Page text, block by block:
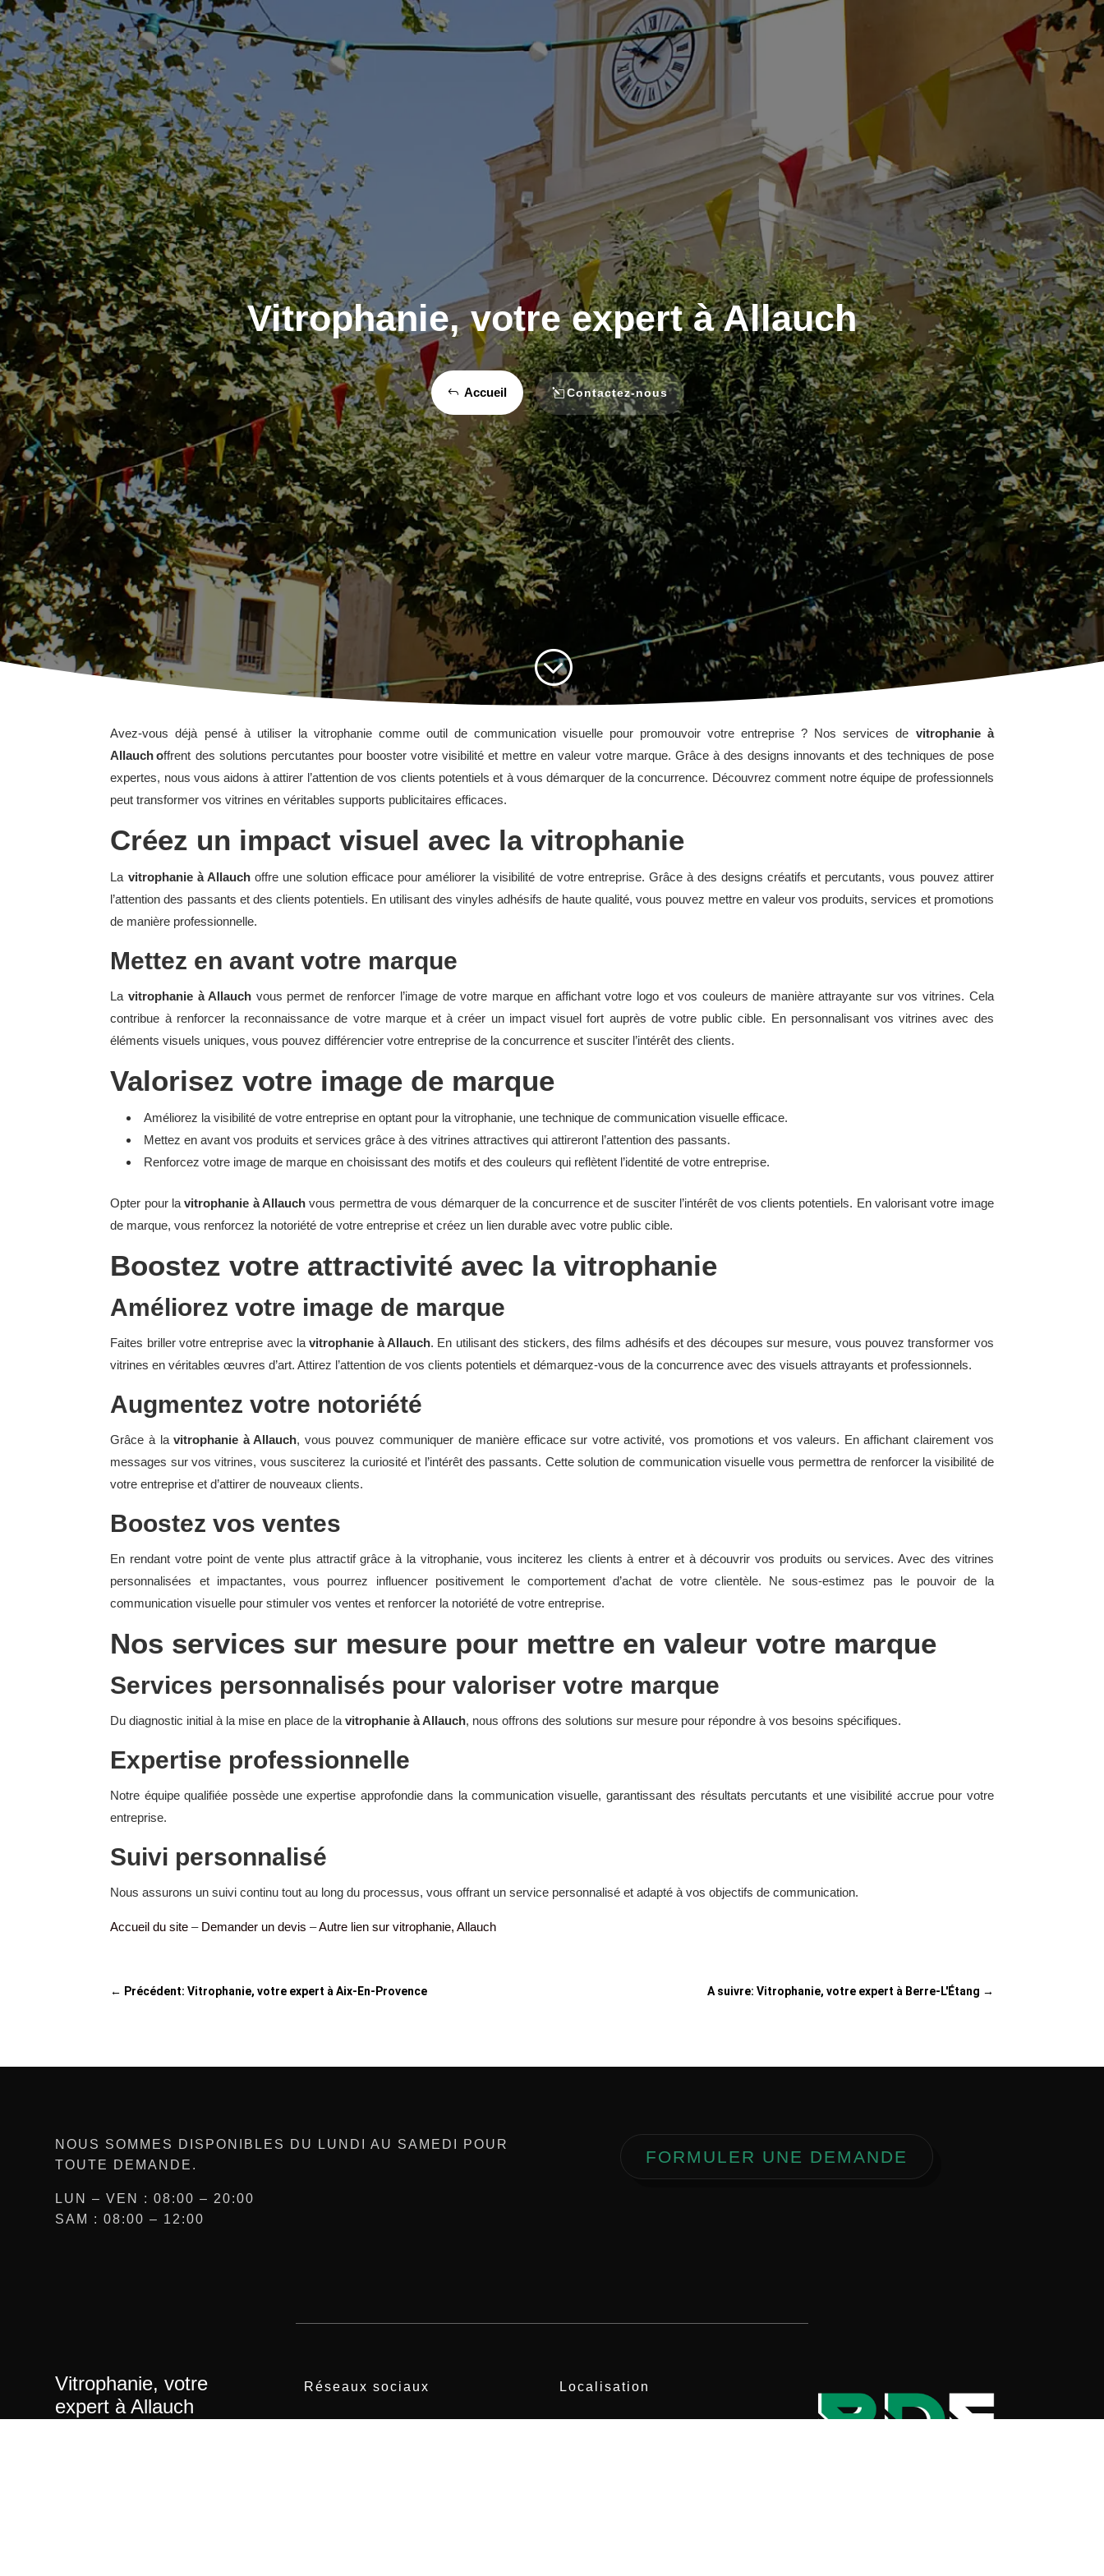
Vitrophanie, votre expert à Allauch
Accueil Contactez-nous
;
Avez-vous déjà pensé à utiliser la vitrophanie comme outil de communication visuelle pour promouvoir votre entreprise ? Nos services de vitrophanie à
Allauch offrent des solutions percutantes pour booster votre visibilité et mettre en valeur votre marque. Grâce à des designs innovants et des techniques de pose
expertes, nous vous aidons à attirer l’attention de vos clients potentiels et à vous démarquer de la concurrence. Découvrez comment notre équipe de professionnels
peut transformer vos vitrines en véritables supports publicitaires efficaces.
Créez un impact visuel avec la vitrophanie
La vitrophanie à Allauchoffre une solution efficace pour améliorer la visibilité de votre entreprise. Grâce à des designs créatifs et percutants, vous pouvez attirer
l’attention des passants et des clients potentiels. En utilisant des vinyles adhésifs de haute qualité, vous pouvez mettre en valeur vos produits, services et promotions
de manière professionnelle.
Mettez en avant votre marque
La vitrophanie à Allauch vous permet de renforcer l’image de votre marque en affichant votre logo et vos couleurs de manière attrayante sur vos vitrines. Cela
contribue à renforcer la reconnaissance de votre marque et à créer un impact visuel fort auprès de votre public cible. En personnalisant vos vitrines avec des
éléments visuels uniques, vous pouvez différencier votre entreprise de la concurrence et susciter l’intérêt des clients.
Valorisez votre image de marque
Améliorez la visibilité de votre entreprise en optant pour la vitrophanie, une technique de communication visuelle efficace.
Mettez en avant vos produits et services grâce à des vitrines attractives qui attireront l’attention des passants.
Renforcez votre image de marque en choisissant des motifs et des couleurs qui reflètent l’identité de votre entreprise.
Opter pour lavitrophanie à Allauch vous permettra de vous démarquer de la concurrence et de susciter l’intérêt de vos clients potentiels. En valorisant votre image
de marque, vous renforcez la notoriété de votre entreprise et créez un lien durable avec votre public cible.
Boostez votre attractivité avec la vitrophanie
Améliorez votre image de marque
Faites briller votre entreprise avec lavitrophanie à Allauch. En utilisant des stickers, des films adhésifs et des découpes sur mesure, vous pouvez transformer vos
vitrines en véritables œuvres d’art. Attirez l’attention de vos clients potentiels et démarquez-vous de la concurrence avec des visuels attrayants et professionnels.
Augmentez votre notoriété
Grâce à lavitrophanie à Allauch, vous pouvez communiquer de manière efficace sur votre activité, vos promotions et vos valeurs. En affichant clairement vos
messages sur vos vitrines, vous susciterez la curiosité et l’intérêt des passants. Cette solution de communication visuelle vous permettra de renforcer la visibilité de
votre entreprise et d’attirer de nouveaux clients.
Boostez vos ventes
En rendant votre point de vente plus attractif grâce à la vitrophanie, vous inciterez les clients à entrer et à découvrir vos produits ou services. Avec des vitrines
personnalisées et impactantes, vous pourrez influencer positivement le comportement d’achat de votre clientèle. Ne sous-estimez pas le pouvoir de la
communication visuelle pour stimuler vos ventes et renforcer la notoriété de votre entreprise.
Nos services sur mesure pour mettre en valeur votre marque
Services personnalisés pour valoriser votre marque
Du diagnostic initial à la mise en place de lavitrophanie à Allauch, nous offrons des solutions sur mesure pour répondre à vos besoins spécifiques.
Expertise professionnelle
Notre équipe qualifiée possède une expertise approfondie dans la communication visuelle, garantissant des résultats percutants et une visibilité accrue pour votre
entreprise.
Suivi personnalisé
Nous assurons un suivi continu tout au long du processus, vous offrant un service personnalisé et adapté à vos objectifs de communication.
Accueil du site – Demander un devis –Autre lien sur vitrophanie, Allauch
← Précédent: Vitrophanie, votre expert à Aix-En-Provence A suivre: Vitrophanie, votre expert à Berre-L'Étang →
NOUS SOMMES DISPONIBLES DU LUNDI AU SAMEDI POUR
TOUTE DEMANDE.
LUN – VEN : 08:00 – 20:00
SAM : 08:00 – 12:00
FORMULER UNE DEMANDE
Vitrophanie, votre
expert à Allauch
Réseaux sociaux Localisation